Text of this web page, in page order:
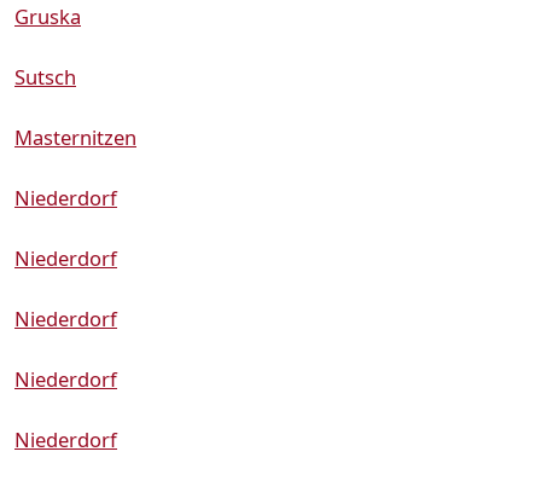
Gruska
Sutsch
Masternitzen
Niederdorf
Niederdorf
Niederdorf
Niederdorf
Niederdorf